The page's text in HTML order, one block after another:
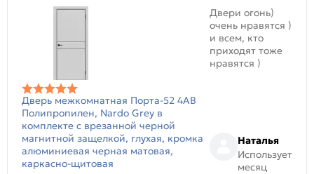
Дверь межкомнатная Порта-52 4AB
Полипропилен, Nardo Grey в
комплекте с врезанной черной
магнитной защелкой, глухая, кромка
алюминиевая черная матовая,
каркасно-щитовая
Двери огонь)
очень нравятся )
и всем, кто
приходят тоже
нравятся )
Наталья
Использует
месяц